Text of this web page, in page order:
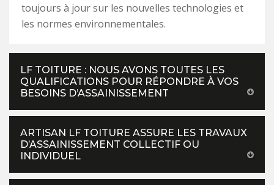
toujours à jour sur les nouvelles technologies et
les normes environnementales.
LF TOITURE : NOUS AVONS TOUTES LES
QUALIFICATIONS POUR RÉPONDRE À VOS
BESOINS D’ASSAINISSEMENT
ARTISAN LF TOITURE ASSURE LES TRAVAUX
D’ASSAINISSEMENT COLLECTIF OU
INDIVIDUEL